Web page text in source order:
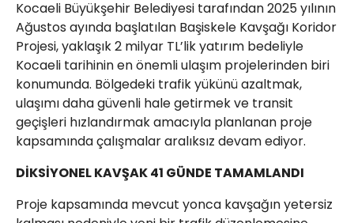
Kocaeli Büyükşehir Belediyesi tarafından 2025 yılının
Ağustos ayında başlatılan Başiskele Kavşağı Koridor
Projesi, yaklaşık 2 milyar TL’lik yatırım bedeliyle
Kocaeli tarihinin en önemli ulaşım projelerinden biri
konumunda. Bölgedeki trafik yükünü azaltmak,
ulaşımı daha güvenli hale getirmek ve transit
geçişleri hızlandırmak amacıyla planlanan proje
kapsamında çalışmalar aralıksız devam ediyor.
DİKSİYONEL KAVŞAK 41 GÜNDE TAMAMLANDI
Proje kapsamında mevcut yonca kavşağın yetersiz